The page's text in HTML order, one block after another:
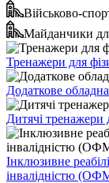
Військово-
Майданчики
Тренажери для
Додаткове
Дитячі тренажери
Інклюзивне
інвалідністю